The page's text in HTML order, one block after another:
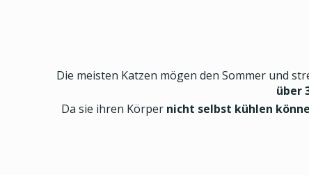
Die meisten Katzen mögen den Sommer und
über
Da sie ihren Körper nicht selbst kühlen